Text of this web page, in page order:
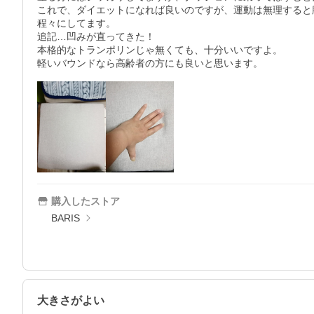
これで、ダイエットになれば良いのですが、運動は無理する
程々にしてます。
追記…凹みが直ってきた！
本格的なトランポリンじゃ無くても、十分いいですよ。
購入したストア
BARIS
大きさがよい